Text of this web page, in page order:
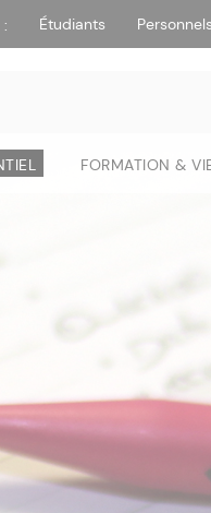
Étudiants Personnels
FORMATION &